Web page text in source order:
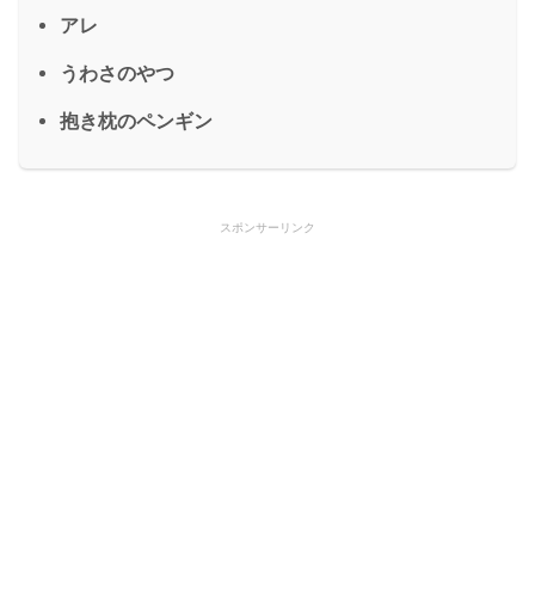
アレ
うわさのやつ
抱き枕のペンギン
スポンサーリンク